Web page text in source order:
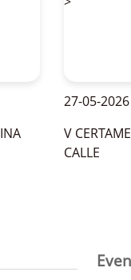
27-05-2026
V CERTAMEN
CALLE